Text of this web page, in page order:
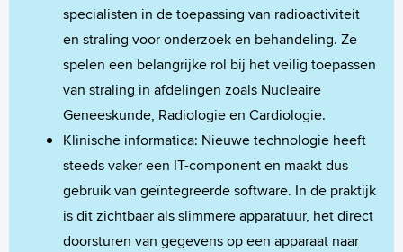
specialisten in de toepassing van radioactiviteit
en straling voor onderzoek en behandeling. Ze
spelen een belangrijke rol bij het veilig toepassen
van straling in afdelingen zoals Nucleaire
Geneeskunde, Radiologie en Cardiologie.
Klinische informatica: Nieuwe technologie heeft
steeds vaker een IT-component en maakt dus
gebruik van geïntegreerde software. In de praktijk
is dit zichtbaar als slimmere apparatuur, het direct
doorsturen van gegevens op een apparaat naar